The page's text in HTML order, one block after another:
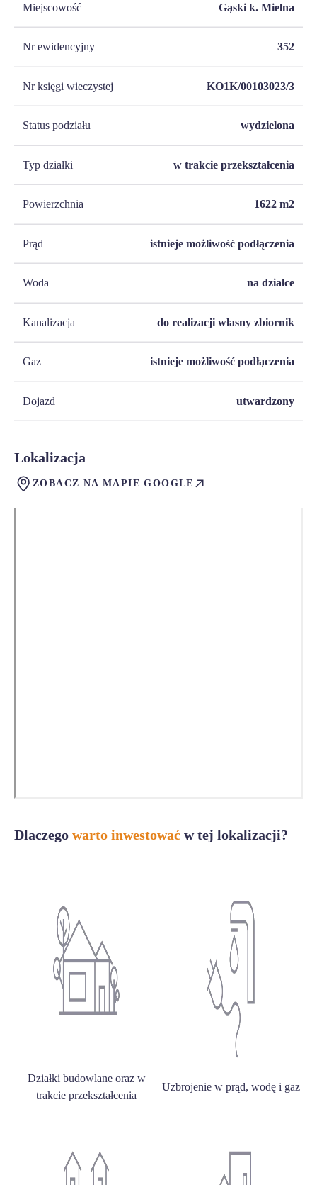
Miejscowość Gąski k. Mielna
Nr ewidencyjny 352
Nr księgi wieczystej KO1K/00103023/3
Status podziału wydzielona
Typ działki w trakcie przekształcenia
Powierzchnia 1622 m2
Prąd istnieje możliwość podłączenia
Woda na działce
Kanalizacja do realizacji własny zbiornik
Gaz istnieje możliwość podłączenia
Dojazd utwardzony
Lokalizacja
ZOBACZ NA MAPIE GOOGLE
Dlaczego warto inwestować w tej lokalizacji?
Działki budowlane oraz w
trakcie przekształcenia
Uzbrojenie w prąd, wodę i gaz